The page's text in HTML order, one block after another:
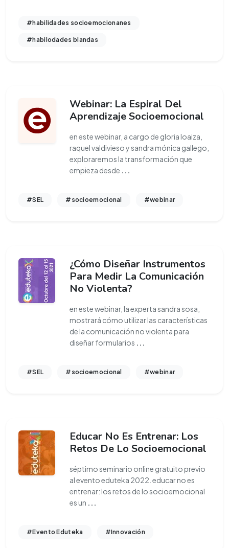
#habilidades socioemocionanes
#habilodades blandas
Webinar: La Espiral Del
Aprendizaje Socioemocional
en este webinar, a cargo de gloria loaiza,
raquel valdivieso y sandra mónica gallego,
exploraremos la transformación que
empieza desde ...
#SEL #socioemocional #webinar
¿Cómo Diseñar Instrumentos
Para Medir La Comunicación
No Violenta?
en este webinar, la experta sandra sosa,
mostrará cómo utilizar las características
de la comunicación no violenta para
diseñar formularios ...
#SEL #socioemocional #webinar
Educar No Es Entrenar: Los
Retos De Lo Socioemocional
séptimo seminario online gratuito previo
al evento eduteka 2022. educar no es
entrenar: los retos de lo socioemocional
es un ...
#Evento Eduteka #Innovación